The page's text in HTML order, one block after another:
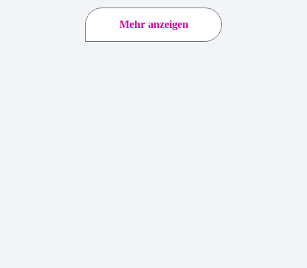
Mehr anzeigen